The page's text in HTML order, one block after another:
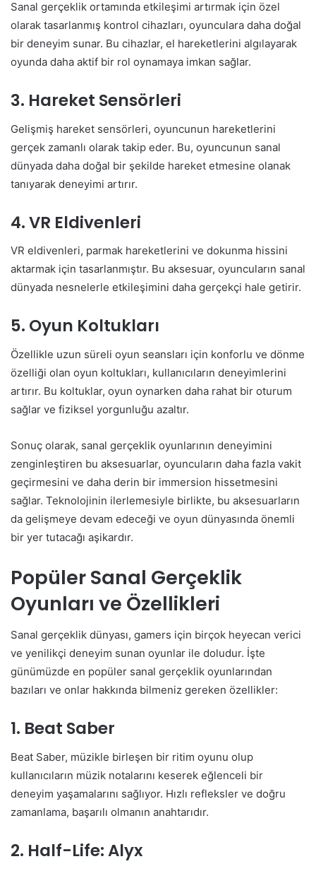
Sanal gerçeklik ortamında etkileşimi artırmak için özel
olarak tasarlanmış kontrol cihazları, oyunculara daha doğal
bir deneyim sunar. Bu cihazlar, el hareketlerini algılayarak
oyunda daha aktif bir rol oynamaya imkan sağlar.
3. Hareket Sensörleri
Gelişmiş hareket sensörleri, oyuncunun hareketlerini
gerçek zamanlı olarak takip eder. Bu, oyuncunun sanal
dünyada daha doğal bir şekilde hareket etmesine olanak
tanıyarak deneyimi artırır.
4. VR Eldivenleri
VR eldivenleri, parmak hareketlerini ve dokunma hissini
aktarmak için tasarlanmıştır. Bu aksesuar, oyuncuların sanal
dünyada nesnelerle etkileşimini daha gerçekçi hale getirir.
5. Oyun Koltukları
Özellikle uzun süreli oyun seansları için konforlu ve dönme
özelliği olan oyun koltukları, kullanıcıların deneyimlerini
artırır. Bu koltuklar, oyun oynarken daha rahat bir oturum
sağlar ve fiziksel yorgunluğu azaltır.
Sonuç olarak, sanal gerçeklik oyunlarının deneyimini
zenginleştiren bu aksesuarlar, oyuncuların daha fazla vakit
geçirmesini ve daha derin bir immersion hissetmesini
sağlar. Teknolojinin ilerlemesiyle birlikte, bu aksesuarların
da gelişmeye devam edeceği ve oyun dünyasında önemli
bir yer tutacağı aşikardır.
Popüler Sanal Gerçeklik
Oyunları ve Özellikleri
Sanal gerçeklik dünyası, gamers için birçok heyecan verici
ve yenilikçi deneyim sunan oyunlar ile doludur. İşte
günümüzde en popüler sanal gerçeklik oyunlarından
bazıları ve onlar hakkında bilmeniz gereken özellikler:
1. Beat Saber
Beat Saber, müzikle birleşen bir ritim oyunu olup
kullanıcıların müzik notalarını keserek eğlenceli bir
deneyim yaşamalarını sağlıyor. Hızlı refleksler ve doğru
zamanlama, başarılı olmanın anahtarıdır.
2. Half-Life: Alyx